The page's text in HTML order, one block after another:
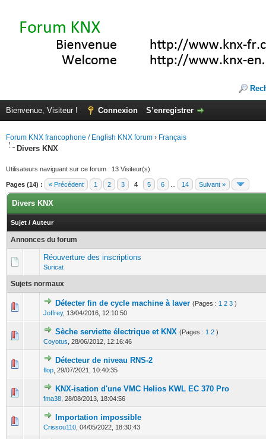
Bienvenue, Visiteur ! Connexion S’enregistrer
Forum KNX francophone / English KNX forum › Français
Divers KNX
Utilisateurs naviguant sur ce forum : 13 Visiteur(s)
Pages (14) : « Précédent 1 2 3 4 5 6 14 Suivant »
Divers KNX
Sujet / Auteur
Annonces du forum
Réouverture des inscriptions
Suricat
Sujets normaux
Détecter fin de cycle machine à laver (Pages : 1 2 3 )
Joffrey, 13/04/2016, 12:10:50
0 Votes - 0 sur 5 en moyenne
12345
Sèche serviette électrique et KNX (Pages : 1 2 )
Coyotus 28/06/2012, 12:16:46
0 Votes - 0 sur 5 en moyenne
12 345
Détecteur de niveau RNS-2
flop 29/07/2021, 10:40:35
0 Votes - 0 sur 5 en moyenne
1 2345
KNX-isation d'une VMC Helios KWL EC 370 Pro
fma38 28/08/2013, 18:04:56
0 Votes - 0 sur 5 en moyenne
1234 5
Importation impossible
Crissou110 04/05/2022, 18:30:43
0 Votes - 0 sur 5 en moyenne
1234